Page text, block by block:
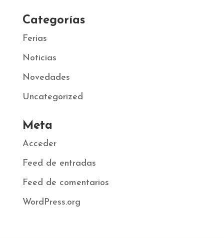
Categorías
Ferias
Noticias
Novedades
Uncategorized
Meta
Acceder
Feed de entradas
Feed de comentarios
WordPress.org